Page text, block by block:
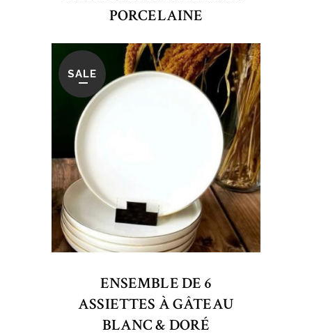
PORCELAINE
SALE
ENSEMBLE DE 6
ASSIETTES À GÂTEAU
BLANC & DORÉ